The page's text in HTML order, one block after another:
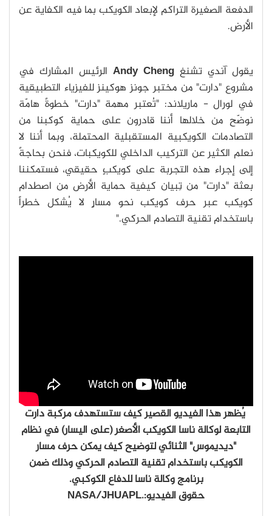
الدفعة الصغيرة التراكم لإبعاد الكويكب بما فيه الكفاية عن
الأرض.
يقول آندي تشنغ Andy Cheng الرئيس المشارك في
مشروع "دارت" من مختبر جونز هوكينز للفيزياء التطبيقية
في لورال - ماريلاند: "تُعتبر مهمة "دارت" خطوةً هامّة
نوضّح من خلالها أننا قادرون على حماية كوكبنا من
التصادمات الكويكبية المستقبلية المحتملة، وبما أننا لا
نعلم الكثير عن التركيب الداخلي للكويكبات، فنحن بحاجةً
إلى إجراء هذه التجربة على كويكبٍ حقيقي، فستمكننا
بعثة "دارت" من تِبيان كيفية حماية الأرض من اصطدام
كويكب عبر حرف كويكب نحو مسارٍ لا يُشكل خطراً
باستخدام تقنية التصادم الحركي."
يُظهر هذا الفيديو القصير كيف ستستهدف مركبة دارت
التابعة لوكالة ناسا الكويكب الأصغر (على اليسار) في نظام
"ديديموس" الثنائي لتوضيح كيف يمكن حرف مسار
الكويكب باستخدام تقنية التصادم الحركي وذلك ضمن
برنامج وكالة ناسا للدفاع الكوكبي.
حقوق الفيديو:.NASA/JHUAPL